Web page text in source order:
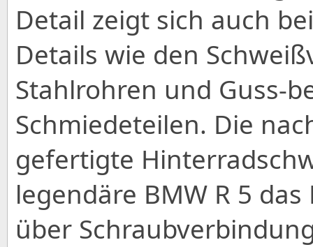
Detail zeigt sich auch
Details wie den
Stahlrohren und Guss-
Schmiedeteilen. Die
gefertigte
legendäre BMW R 5
über